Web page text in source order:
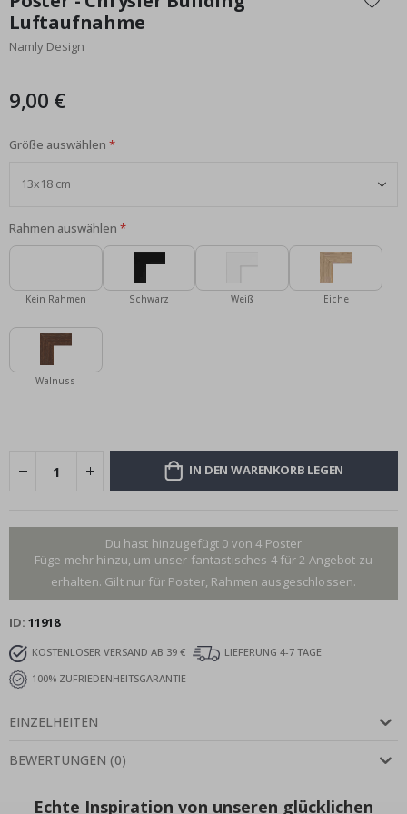
der
Bildgalerie
springen
Luftaufnahme
Namly Design
9,00 €
Größe auswählen
Rahmen auswählen
Kein Rahmen Schwarz Weiß Eiche
Walnuss
IN DEN WARENKORB LEGEN
Du hast hinzugefügt 0 von 4 Poster
Füge mehr hinzu, um unser fantastisches 4 für 2 Angebot zu
erhalten. Gilt nur für Poster, Rahmen ausgeschlossen.
ID 11918
KOSTENLOSER VERSAND AB 39 €
LIEFERUNG 4-7 TAGE
100% ZUFRIEDENHEITSGARANTIE
EINZELHEITEN
BEWERTUNGEN (0)
Echte Inspiration von unseren glücklichen